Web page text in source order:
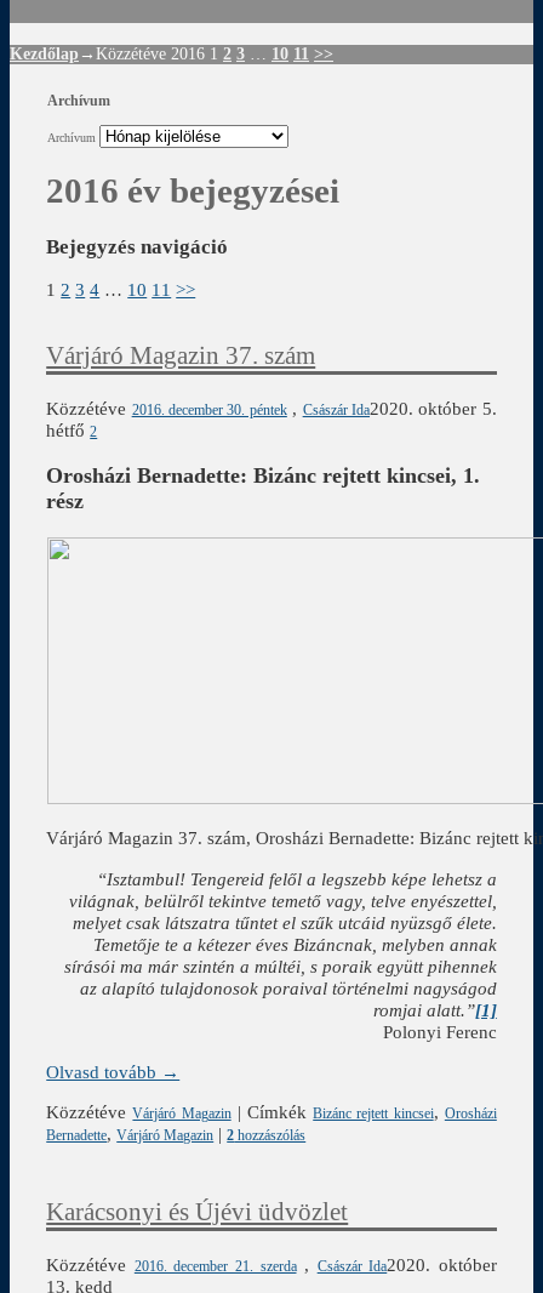
Kezdőlap →Közzétéve 2016 1 2 3 10 11 >>
Archívum
Archívum
2016 év bejegyzései
Bejegyzés navigáció
1 2 3 4 … 10 11 >>
Várjáró Magazin 37. szám
Közzétéve 2016. december 30. péntek , Császár Ida2020. október 5.
hétfő 2
Orosházi Bernadette: Bizánc rejtett kincsei, 1.
rész
Várjáró Magazin 37. szám, Orosházi Bernadette: Bizánc rejtett
“Isztambul! Tengereid felől a legszebb képe lehetsz a
világnak, belülről tekintve temető vagy, telve enyészettel,
melyet csak látszatra tűntet el szűk utcáid nyüzsgő élete.
Temetője te a kétezer éves Bizáncnak, melyben annak
sírásói ma már szintén a múltéi, s poraik együtt pihennek
az alapító tulajdonosok poraival történelmi nagyságod
romjai alatt.”[1]
Polonyi Ferenc
Olvasd tovább →
Közzétéve Várjáró Magazin|Címkék Bizánc rejtett kincsei, Orosházi
Bernadette,Várjáró Magazin |2 hozzászólás
Karácsonyi és Újévi üdvözlet
Közzétéve 2016. december 21. szerda , Császár Ida2020. október
13. kedd